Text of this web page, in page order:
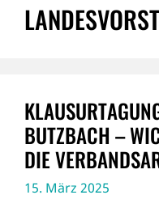
BUTZBACH –
DIE
15. März 2025